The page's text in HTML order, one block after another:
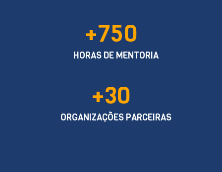
+750
HORAS DE MENTORIA
+30
ORGANIZAÇÕES PARCEIRAS